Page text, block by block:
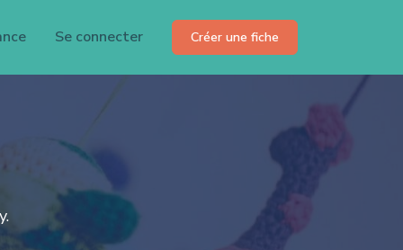
Se connecter Créer une fiche